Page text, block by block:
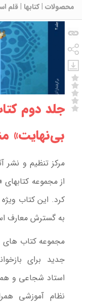
محصولات | کتابها | قلم
جلد دوم
بی‌نهایت»
مرکز تنظیم و نشر
از مجموعه
کرد. این کتاب
به گسترش معارف
مجموعه کتاب های
جدید برای
استاد شجاعی و
نظام آموزشی